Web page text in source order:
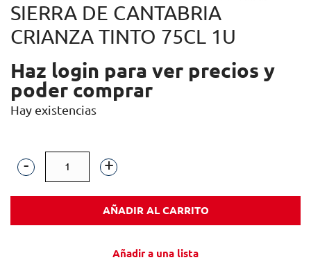
SIERRA DE CANTABRIA
CRIANZA TINTO 75CL 1U
Haz login para ver precios y
poder comprar
Hay existencias
SIERRA
DE
AÑADIR AL CARRITO
Añadir a una lista